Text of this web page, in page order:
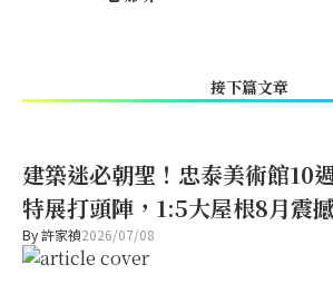
接下篇文章
建築迷必朝聖！忠泰美術館10
特展打頭陣，1:5大屋根8月震
By許家禎2026/07/08